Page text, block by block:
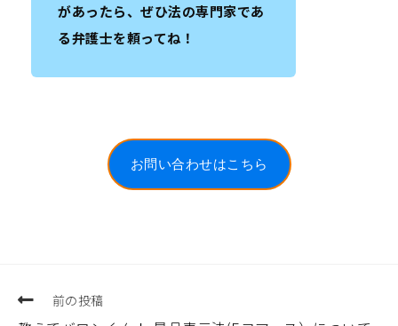
があったら、ぜひ法の専門家であ
る弁護士を頼ってね！
お問い合わせはこちら
前の投稿